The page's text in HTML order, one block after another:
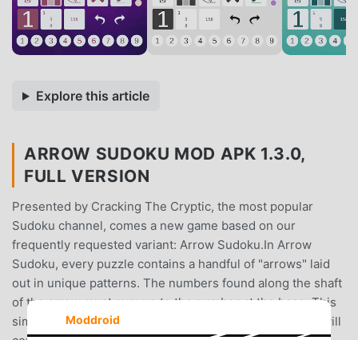
Explore this article
ARROW SUDOKU MOD APK 1.3.0,
FULL VERSION
Presented by Cracking The Cryptic, the most popular
Sudoku channel, comes a new game based on our
frequently requested variant: Arrow Sudoku.In Arrow
Sudoku, every puzzle contains a handful of "arrows" laid
out in unique patterns. The numbers found along the shaft
of the arrow must sum up to the number at the base. This
simple rule leads to endless variety in the puzzles you will
Moddroid